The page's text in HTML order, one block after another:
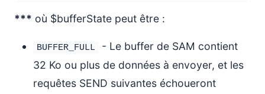
*** où $bufferState peut être :
BUFFER_FULL
- Le buffer de SAM contient
32 Ko ou plus de données à envoyer, et les
requêtes SEND suivantes échoueront